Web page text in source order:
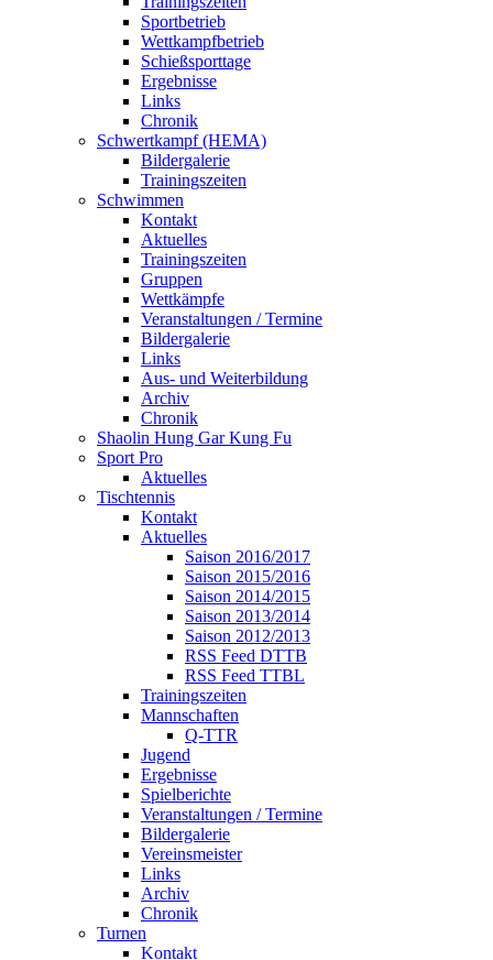
Sportbetrieb
Wettkampfbetrieb
Schießsporttage
Ergebnisse
Links
Chronik
Schwertkampf (HEMA)
Bildergalerie
Trainingszeiten
Schwimmen
Kontakt
Aktuelles
Trainingszeiten
Gruppen
Wettkämpfe
Veranstaltungen / Termine
Bildergalerie
Links
Aus- und Weiterbildung
Archiv
Chronik
Shaolin Hung Gar Kung Fu
Sport Pro
Aktuelles
Tischtennis
Kontakt
Aktuelles
Saison 2016/2017
Saison 2015/2016
Saison 2014/2015
Saison 2013/2014
Saison 2012/2013
RSS Feed DTTB
RSS Feed TTBL
Trainingszeiten
Mannschaften
Q-TTR
Jugend
Ergebnisse
Spielberichte
Veranstaltungen / Termine
Bildergalerie
Vereinsmeister
Links
Archiv
Chronik
Turnen
Kontakt